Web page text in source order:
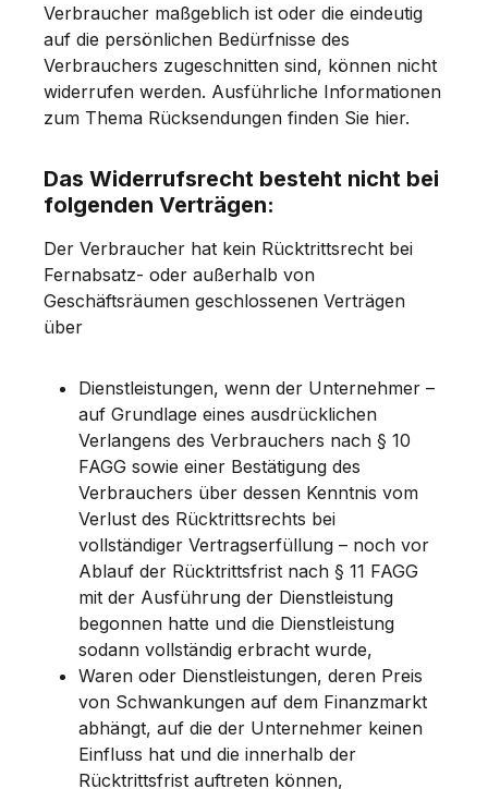
Verbraucher maßgeblich ist oder die eindeutig
auf die persönlichen Bedürfnisse des
Verbrauchers zugeschnitten sind, können nicht
widerrufen werden. Ausführliche Informationen
zum Thema Rücksendungen finden Sie hier.
Das Widerrufsrecht besteht nicht bei
folgenden Verträgen:
Der Verbraucher hat kein Rücktrittsrecht bei
Fernabsatz- oder außerhalb von
Geschäftsräumen geschlossenen Verträgen
über
Dienstleistungen, wenn der Unternehmer –
auf Grundlage eines ausdrücklichen
Verlangens des Verbrauchers nach § 10
FAGG sowie einer Bestätigung des
Verbrauchers über dessen Kenntnis vom
Verlust des Rücktrittsrechts bei
vollständiger Vertragserfüllung – noch vor
Ablauf der Rücktrittsfrist nach § 11 FAGG
mit der Ausführung der Dienstleistung
begonnen hatte und die Dienstleistung
sodann vollständig erbracht wurde,
Waren oder Dienstleistungen, deren Preis
von Schwankungen auf dem Finanzmarkt
abhängt, auf die der Unternehmer keinen
Einfluss hat und die innerhalb der
Rücktrittsfrist auftreten können,